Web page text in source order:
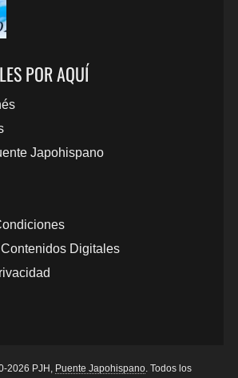
POR AQUÍ
Japohispano
Digitales
2026 PJH, Puente Japohispano. Todos los